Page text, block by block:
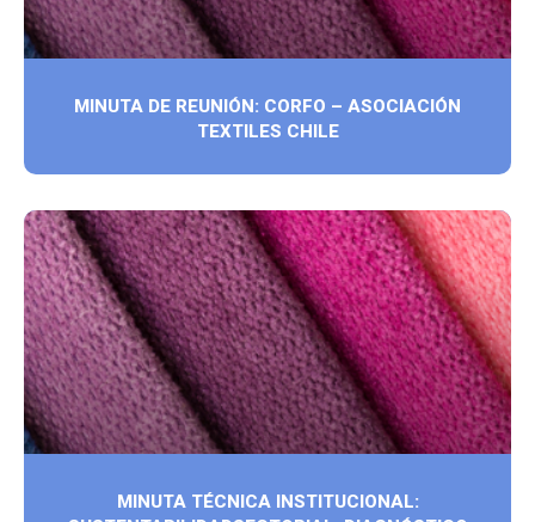
MINUTA DE REUNIÓN: CORFO – ASOCIACIÓN
TEXTILES CHILE
MINUTA TÉCNICA INSTITUCIONAL: